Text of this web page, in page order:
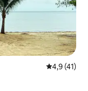
Prosečna
4,9 (41)